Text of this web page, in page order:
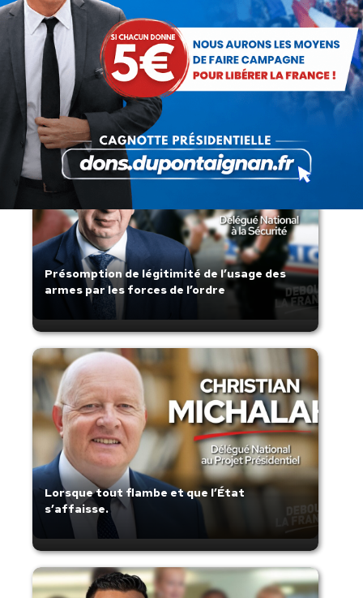
Recherche
:
Articles récents
Présomption de légitimité de l’usage des
armes par les forces de l’ordre
Lorsque tout flambe et que l’État
s’affaisse.